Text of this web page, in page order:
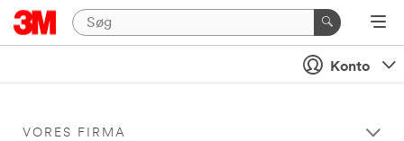
Konto
VORES FIRMA